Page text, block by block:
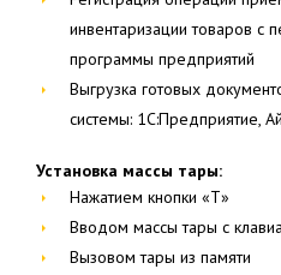
инвентаризации товаров с
программы предприятий
Выгрузка готовых
системы: 1С:Предприятие,
Установка массы тары:
Нажатием кнопки «T»
Вводом массы тары с
Вызовом тары из памяти